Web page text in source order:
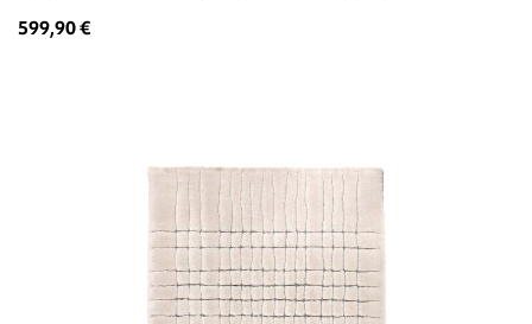
599,90 €